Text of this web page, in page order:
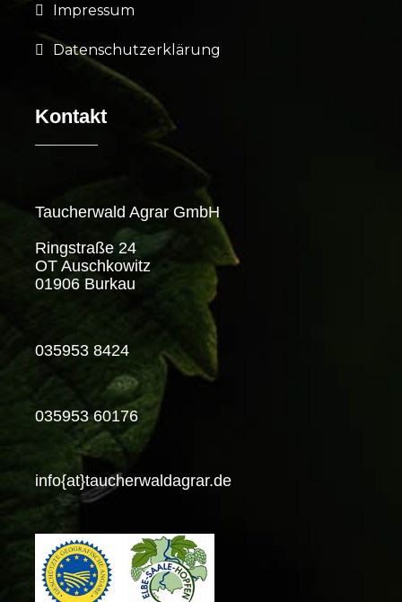
Impressum
Datenschutzerklärung
Kontakt
Taucherwald Agrar GmbH
Ringstraße 24
OT Auschkowitz
01906 Burkau
035953 8424
035953 60176
info{at}taucherwaldagrar.de